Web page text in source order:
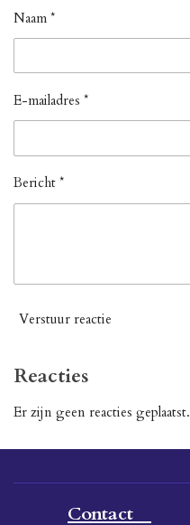
Naam *
E-mailadres *
Bericht *
Verstuur reactie
Reacties
Er zijn geen reacties geplaatst.
Contact